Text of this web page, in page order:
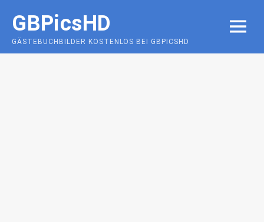
content
GBPicsHD
GÄSTEBUCHBILDER KOSTENLOS BEI GBPICSHD
MENU